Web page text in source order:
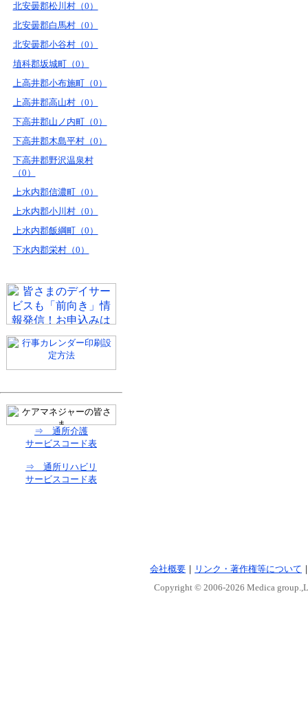
北安曇郡松川村（0）
北安曇郡白馬村（0）
北安曇郡小谷村（0）
埴科郡坂城町（0）
上高井郡小布施町（0）
上高井郡高山村（0）
下高井郡山ノ内町（0）
下高井郡木島平村（0）
下高井郡野沢温泉村
（0）
上水内郡信濃町（0）
上水内郡小川村（0）
上水内郡飯綱町（0）
下水内郡栄村（0）
⇒ 通所介護
サービスコード表
⇒ 通所リハビリ
サービスコード表
会社概要 ｜ リンク・著作権等について
Copyright © 2006-2026 Medica